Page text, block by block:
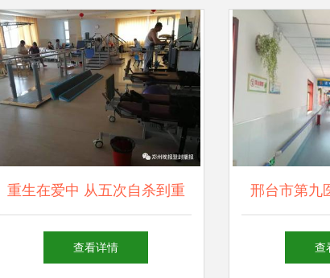
重生在爱中 从五次自杀到重
燃希望的心灵拯救记
查看详情
邢台市第九
先进康复设
查